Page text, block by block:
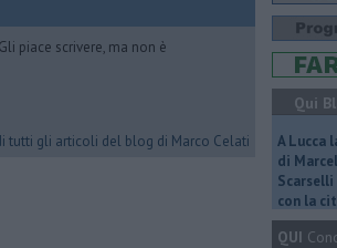
piace scrivere, ma non è
tutti gli articoli del blog di Marco Celati
Qui
A Lucca
di
Scarselli
con la
QUI